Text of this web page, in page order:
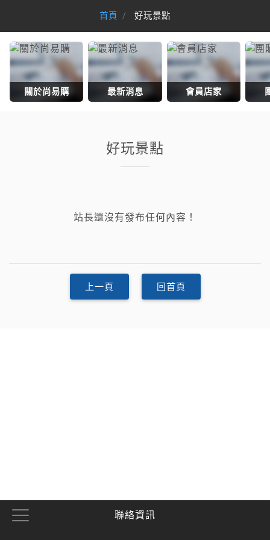
首頁 好玩景點
關於尚易購 最新消息 會員店家
好玩景點
站長還沒有發布任何內容！
上一頁 回首頁
聯絡資訊